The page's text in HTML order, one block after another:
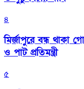
৪
মির্জাপুরে বন্ধ থাকা
ও পাট প্রতিমন্ত্রী
৫